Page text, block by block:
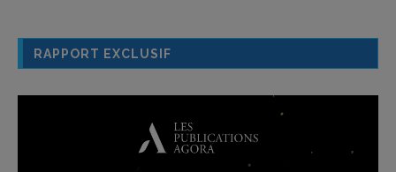
RAPPORT EXCLUSIF